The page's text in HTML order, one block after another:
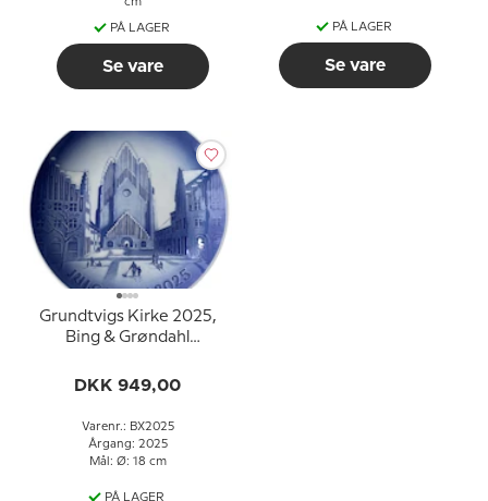
cm
PÅ LAGER
Se vare
PÅ LAGER
Se vare
Grundtvigs Kirke 2025,
Bing & Grøndahl
DKK 949,00
Varenr.: BX2025
Årgang: 2025
Mål: Ø: 18 cm
PÅ LAGER